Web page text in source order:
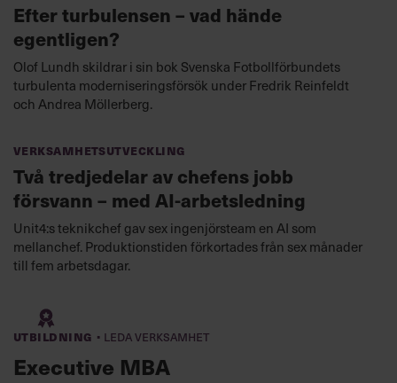
Efter turbulensen – vad hände
egentligen?
Olof Lundh skildrar i sin bok Svenska Fotbollförbundets
turbulenta moderniseringsförsök under Fredrik Reinfeldt
och Andrea Möllerberg.
Verksamhetsutveckling
Två tredjedelar av chefens jobb
försvann – med AI-arbetsledning
Unit4:s teknikchef gav sex ingenjörsteam en AI som
mellanchef. Produktionstiden förkortades från sex månader
till fem arbetsdagar.
Utbildning · Leda verksamhet
Executive MBA